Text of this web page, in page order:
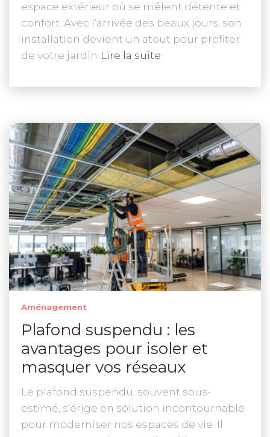
espace extérieur où se mêlent détente et
confort. Avec l’arrivée des beaux jours, son
installation devient un atout pour profiter
de votre jardin Lire la suite
Aménagement
Plafond suspendu : les
avantages pour isoler et
masquer vos réseaux
Le plafond suspendu, souvent sous-
estimé, s’érige en solution incontournable
pour moderniser nos espaces de vie. Il